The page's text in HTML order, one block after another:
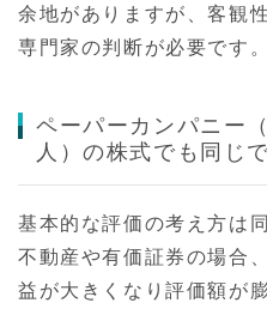
余地がありますが、客観
専門家の判断が必要です。
ペーパーカンパニー
人）の株式でも同じ
基本的な評価の考え方は
不動産や有価証券の場合
益が大きくなり評価額が